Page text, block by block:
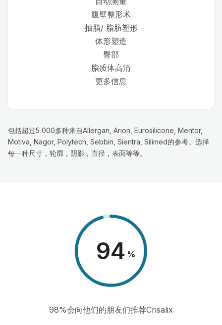
腹壁整形术
抽脂/ 脂肪塑形
体形塑造
臀部
脂质体高清
更多信息
包括超过5 000多种来自Allergan, Arion, Eurosilicone, Mentor,
Motiva, Nagor, Polytech, Sebbin, Sientra, Silimed的参考。选择
每一种尺寸，轮廓，阴影，直径，表面等等。
98 %
98%会向他们的朋友们推荐Crisalix